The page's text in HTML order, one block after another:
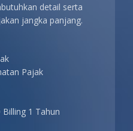
detail serta
jangka panjang.
Pajak
1 Tahun